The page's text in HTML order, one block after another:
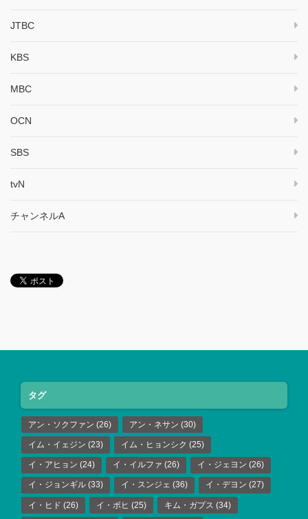
JTBC
KBS
MBC
OCN
SBS
tvN
チャンネルA
タグ
アン・ソクファン (26) アン・ネサン (30)
イム・イェジン (23) イム・ヒョンシク (25)
イ・アヒョン (24) イ・イルファ (26) イ・ジェヨン (26)
イ・ジョンギル (33) イ・スンジェ (36) イ・デヨン (27)
イ・ヒド (26) イ・ボヒ (25) キム・ガプス (34)